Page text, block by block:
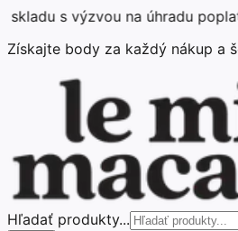
na úhradu poplatku
Získajte body za každý nákup a
Hľadať produkty...